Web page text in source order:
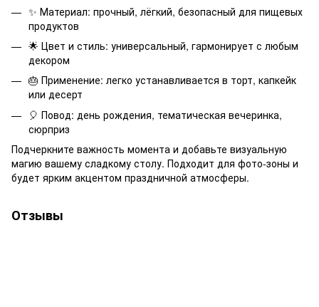
✨ Материал: прочный, лёгкий, безопасный для пищевых
продуктов
🌟 Цвет и стиль: универсальный, гармонирует с любым
декором
🎂 Применение: легко устанавливается в торт, капкейк
или десерт
🎈 Повод: день рождения, тематическая вечеринка,
сюрприз
Подчеркните важность момента и добавьте визуальную
магию вашему сладкому столу. Подходит для фото-зоны и
будет ярким акцентом праздничной атмосферы.
Отзывы